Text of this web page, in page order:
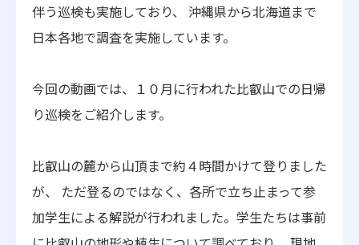
伴う巡検も実施しており、 沖縄県から北海道まで
日本各地で調査を実施しています。
今回の動画では、１０月に行われた比叡山での日帰
り巡検をご紹介します。
比叡山の麓から山頂まで約４時間かけて登りました
が、 ただ登るのではなく、各所で立ち止まって参
加学生による解説が行われました。学生たちは事前